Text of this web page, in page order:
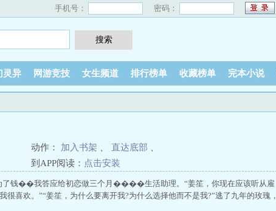
手机号： 密码：
灵异 网游竞技 女生频道 排行榜单 收藏榜单 完本小说
动作： 加入书架 直达底部
到APP阅读： 点击安装
钱��我答应给初恋做三个月����生活助理。“姜笙，你现在应该听从雇
喜欢。”“姜笙，为什么要离开我?为什么选择他而不是我?”逃了九年的玫瑰，